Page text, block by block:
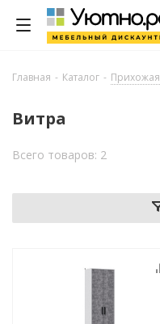
Главная - Каталог - Прихожая
Витра
Всего товаров: 2